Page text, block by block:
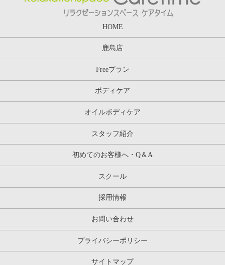
HOME
鹿島店
Freeプラン
ボディケア
オイルボディケア
スタッフ紹介
初めてのお客様へ・Q＆A
スクール
採用情報
お問い合わせ
プライバシーポリシー
サイトマップ